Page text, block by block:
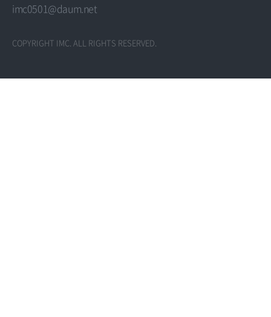
imc0501@daum.net
COPYRIGHT IMC. ALL RIGHTS RESERVED.